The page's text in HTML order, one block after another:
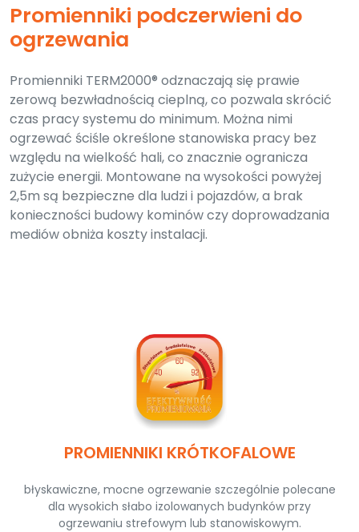
Promienniki podczerwieni do
ogrzewania
Promienniki TERM2000® odznaczają się prawie
zerową bezwładnością cieplną, co pozwala skrócić
czas pracy systemu do minimum. Można nimi
ogrzewać ściśle określone stanowiska pracy bez
względu na wielkość hali, co znacznie ogranicza
zużycie energii. Montowane na wysokości powyżej
2,5m są bezpieczne dla ludzi i pojazdów, a brak
konieczności budowy kominów czy doprowadzania
mediów obniża koszty instalacji.
PROMIENNIKI KRÓTKOFALOWE
błyskawiczne, mocne ogrzewanie szczególnie polecane
dla wysokich słabo izolowanych budynków przy
ogrzewaniu strefowym lub stanowiskowym.